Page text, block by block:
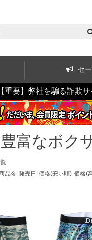
セ
【重要】弊社を騙る詐欺
富なボク
品名 発売日 価格(安い順) 価格(